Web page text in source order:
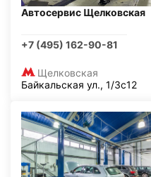
Автосервис Щелковская
+7 (495) 162-90-81
Щелковская
Байкальская ул., 1/3с12